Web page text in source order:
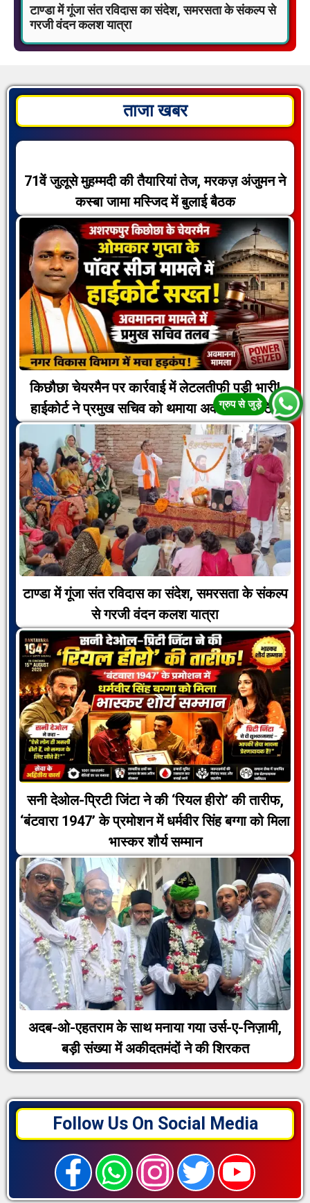
टाण्डा में गूंजा संत रविदास का संदेश, समरसता के संकल्प से
गरजी वंदन कलश यात्रा
ताजा खबर
71वें जुलूसे मुहम्मदी की तैयारियां तेज, मरकज़ अंजुमन ने
कस्बा जामा मस्जिद में बुलाई बैठक
किछौछा चेयरमैन पर कार्रवाई में लेटलतीफी पड़ी भारी!
हाईकोर्ट ने प्रमुख सचिव को थमाया अवमानना नोटिस
टाण्डा में गूंजा संत रविदास का संदेश, समरसता के संकल्प
से गरजी वंदन कलश यात्रा
सनी देओल-प्रिटी जिंटा ने की ‘रियल हीरो’ की तारीफ,
‘बंटवारा 1947’ के प्रमोशन में धर्मवीर सिंह बग्गा को मिला
भास्कर शौर्य सम्मान
अदब-ओ-एहतराम के साथ मनाया गया उर्स-ए-निज़ामी,
बड़ी संख्या में अकीदतमंदों ने की शिरकत
Follow Us On Social Media